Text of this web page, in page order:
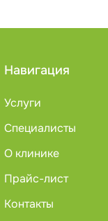
Навигация
Услуги
Специалисты
О клинике
Прайс-лист
Контакты